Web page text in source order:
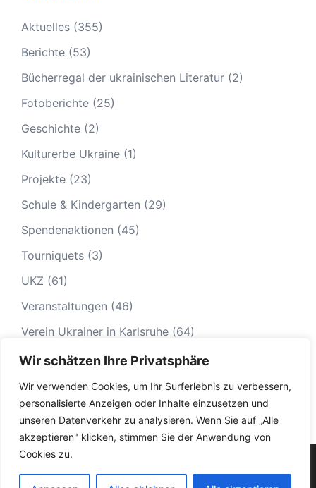
Wir schätzen Ihre Privatsphäre
Wir verwenden Cookies, um Ihr Surferlebnis zu verbessern,
personalisierte Anzeigen oder Inhalte einzusetzen und
unseren Datenverkehr zu analysieren. Wenn Sie auf „Alle
akzeptieren" klicken, stimmen Sie der Anwendung von
Cookies zu.
Aktuelles (355)
Berichte (53)
Bücherregal der ukrainischen Literatur (2)
Fotoberichte (25)
Geschichte (2)
Kulturerbe Ukraine (1)
Projekte (23)
Schule & Kindergarten (29)
Spendenaktionen (45)
Tourniquets (3)
UKZ (61)
Veranstaltungen (46)
Verein Ukrainer in Karlsruhe (64)